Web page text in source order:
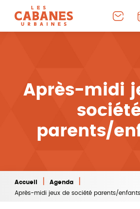
Après-midi
parents/
Accueil Agenda
Après-midi jeux de société parents/enfants